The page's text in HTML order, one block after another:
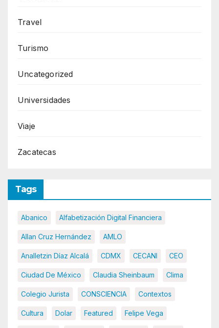
Travel
Turismo
Uncategorized
Universidades
Viaje
Zacatecas
Tags
Abanico Alfabetización Digital Financiera
Allan Cruz Hernández AMLO
Analletzin Díaz Alcalá CDMX CECANI CEO
Ciudad De México Claudia Sheinbaum Clima
Colegio Jurista CONSCIENCIA Contextos
Cultura Dolar Featured Felipe Vega